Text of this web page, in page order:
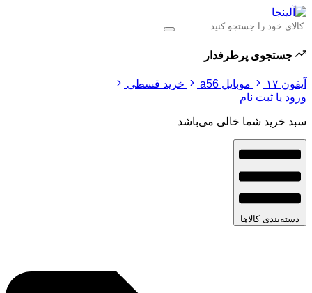
جستجوی پرطرفدار
آیفون ۱۷ موبایل a56
خرید قسطی
ورود یا ثبت نام
سبد خرید شما خالی می‌باشد
دسته‌بندی کالاها